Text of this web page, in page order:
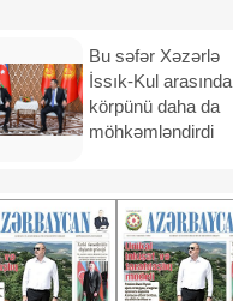
Bu səfər Xəzərlə
İssık-Kul arasında
körpünü daha da
möhkəmləndirdi